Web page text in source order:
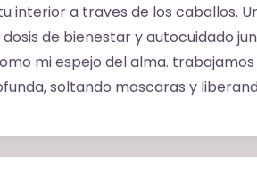
interior a traves de los caballos.
de bienestar y autocuidado
mi espejo del alma.
soltando mascaras y